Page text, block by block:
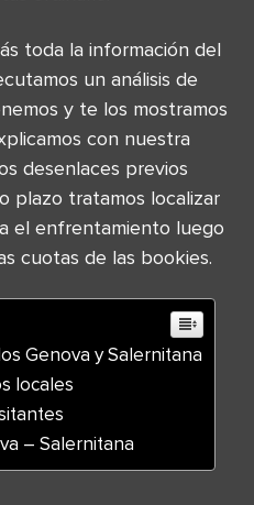
toda la información del
un análisis de
y te los mostramos
con nuestra
desenlaces previos
plazo tratamos localizar
el enfrentamiento luego
cuotas de las bookies.
Genova y Salernitana
locales
– Salernitana